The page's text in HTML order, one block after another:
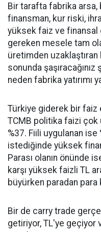
Bir tarafta fabrika arsa,
finansman, kur riski,
yüksek faiz ve finansal
gereken mesele tam
üretimden
sonunda
neden fabrika yatırımı
Türkiye giderek bir faiz
TCMB politika faizi çok
%37. Fiili uygulanan ise
istediğinde yüksek
Parası olanın önünde
karşı yüksek faizli TL
büyürken paradan
Bir de carry trade
getiriyor, TL'ye geçiyor